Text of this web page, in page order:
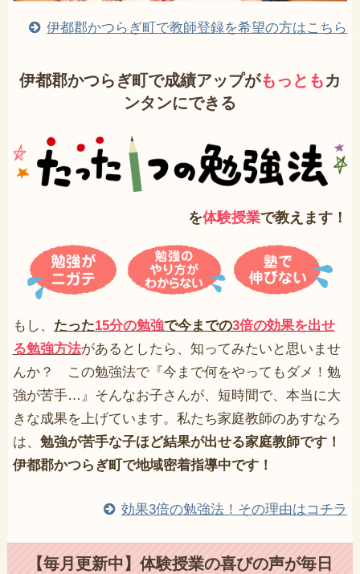
伊都郡かつらぎ町で教師登録を希望の方はこちら
伊都郡かつらぎ町で成績アップがもっともカ
ンタンにできる
を体験授業で教えます！
もし、 たった15分の勉強で今までの3倍の効果を出せ
る勉強方法があるとしたら、知ってみたいと思いませ
んか？ この勉強法で『今まで何をやってもダメ！勉
強が苦手…』そんなお子さんが、短時間で、本当に大
きな成果を上げています。私たち家庭教師のあすなろ
は、 勉強が苦手な子ほど結果が出せる家庭教師です！
伊都郡かつらぎ町で地域密着指導中です！
効果3倍の勉強法！その理由はコチラ
【毎月更新中】体験授業の喜びの声が毎日